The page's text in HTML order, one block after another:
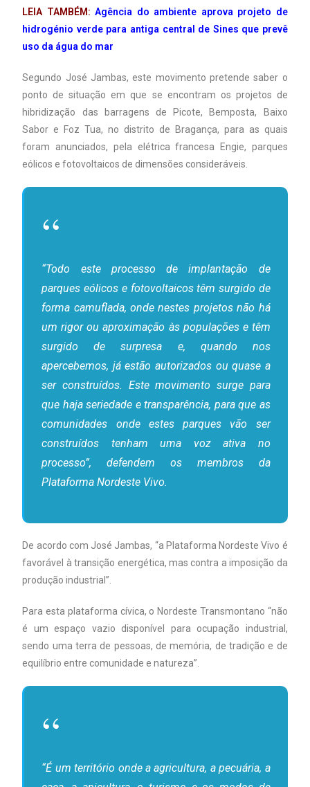
LEIA TAMBÉM: Agência do ambiente aprova projeto de
hidrogénio verde para antiga central de Sines que prevê
uso da água do mar
Segundo José Jambas, este movimento pretende saber o
ponto de situação em que se encontram os projetos de
hibridização das barragens de Picote, Bemposta, Baixo
Sabor e Foz Tua, no distrito de Bragança, para as quais
foram anunciados, pela elétrica francesa Engie, parques
eólicos e fotovoltaicos de dimensões consideráveis.
“Todo este processo de implantação de
parques eólicos e fotovoltaicos têm surgido de
forma camuflada, onde nestes projetos não há
um rigor ou aproximação às populações e têm
surgido de surpresa e, quando nos
apercebemos, já estão autorizados ou quase a
ser construídos. Este movimento surge para
que haja seriedade e transparência, para que as
comunidades onde estes parques vão ser
construídos tenham uma voz ativa no
processo”, defendem os membros da
Plataforma Nordeste Vivo.
De acordo com José Jambas, “a Plataforma Nordeste Vivo é
favorável à transição energética, mas contra a imposição da
produção industrial”.
Para esta plataforma cívica, o Nordeste Transmontano “não
é um espaço vazio disponível para ocupação industrial,
sendo uma terra de pessoas, de memória, de tradição e de
equilíbrio entre comunidade e natureza”.
“É um território onde a agricultura, a pecuária, a